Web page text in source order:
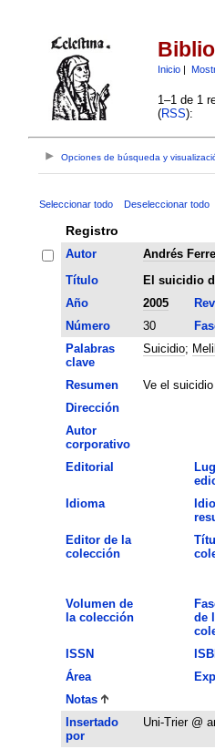
Inicio|
1–1 de 1
(RSS):
Opciones de búsqueda y
Seleccionar todo Deseleccionar todo
Registro
Autor
Andrés
Título
El suicidio
Año
2005
Número
30
Palabras
clave
Suicidio;
Resumen
Ve el
Dirección
Autor
corporativo
Editorial
Idioma
Editor de la
colección
Volumen de
la colección
de
ISSN
Área
Notas
Insertado
por
Uni-Trier @